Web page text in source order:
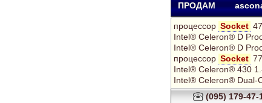
ПРОДАМ
процессор Socket
Intel® Celeron® D
Intel® Celeron® D
процессор Socket
Intel® Celeron® 430
Intel® Celeron® Dual-
(095) 179-47-